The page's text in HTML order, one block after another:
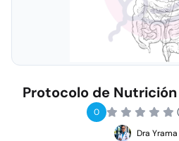
Protocolo de
0
Dra